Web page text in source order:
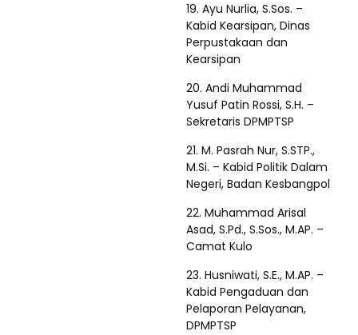
19. Ayu Nurlia, S.Sos. –
Kabid Kearsipan, Dinas
Perpustakaan dan
Kearsipan
20. Andi Muhammad
Yusuf Patin Rossi, S.H. –
Sekretaris DPMPTSP
21. M. Pasrah Nur, S.STP.,
M.Si. – Kabid Politik Dalam
Negeri, Badan Kesbangpol
22. Muhammad Arisal
Asad, S.Pd., S.Sos., M.AP. –
Camat Kulo
23. Husniwati, S.E., M.AP. –
Kabid Pengaduan dan
Pelaporan Pelayanan,
DPMPTSP